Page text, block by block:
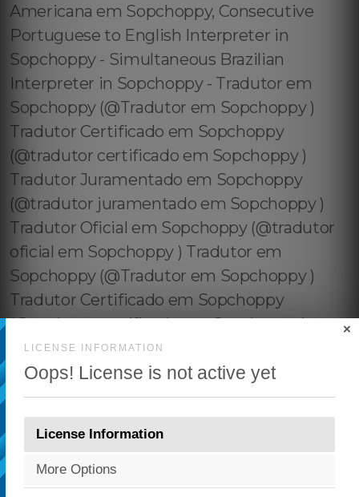
LICENSE INFORMATION
Oops! License is not active yet
×
License Information
More Options